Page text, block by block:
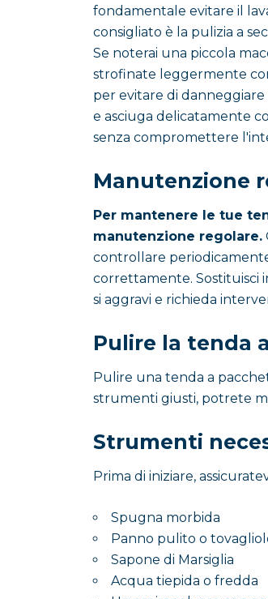
fondamentale evitare il
consigliato è la pulizia a
Se noterai una piccola
strofinate leggermente
per evitare di danneggiare
e asciuga delicatamente
senza compromettere
Manutenzione
Per mantenere le tue
manutenzione regolare.
controllare
correttamente. Sostituisci
si aggravi e richieda
Pulire la tenda
Pulire una tenda a
strumenti giusti, potrete
Strumenti
Prima di iniziare,
Spugna morbida
Panno pulito o
Sapone di Marsiglia
Acqua tiepida o fredda